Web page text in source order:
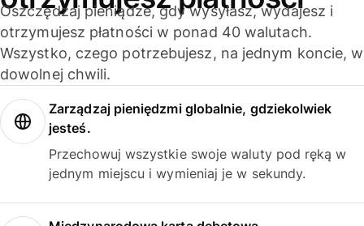
Oszczędzaj pieniądze, gdy wysyłasz, wydajesz i
otrzymujesz płatności w ponad 40 walutach.
Wszystko, czego potrzebujesz, na jednym koncie, w
dowolnej chwili.
Zarządzaj pieniędzmi globalnie, gdziekolwiek
jesteś.
Przechowuj wszystkie swoje waluty pod ręką w
jednym miejscu i wymieniaj je w sekundy.